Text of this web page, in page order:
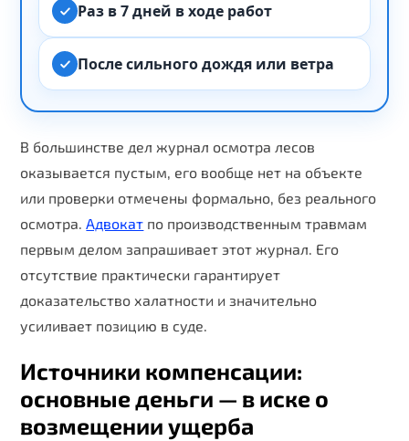
Раз в 7 дней в ходе работ
После сильного дождя или ветра
В большинстве дел журнал осмотра лесов
оказывается пустым, его вообще нет на объекте
или проверки отмечены формально, без реального
осмотра.Адвокат по производственным травмам
первым делом запрашивает этот журнал. Его
отсутствие практически гарантирует
доказательство халатности и значительно
усиливает позицию в суде.
Источники компенсации:
основные деньги — в иске о
возмещении ущерба